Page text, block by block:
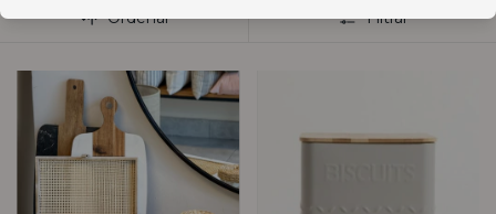
Ordenar Filtrar